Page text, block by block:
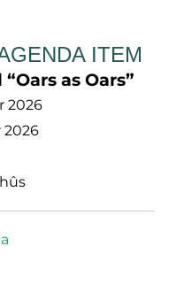
ITEM
as Oars”
2026
2026